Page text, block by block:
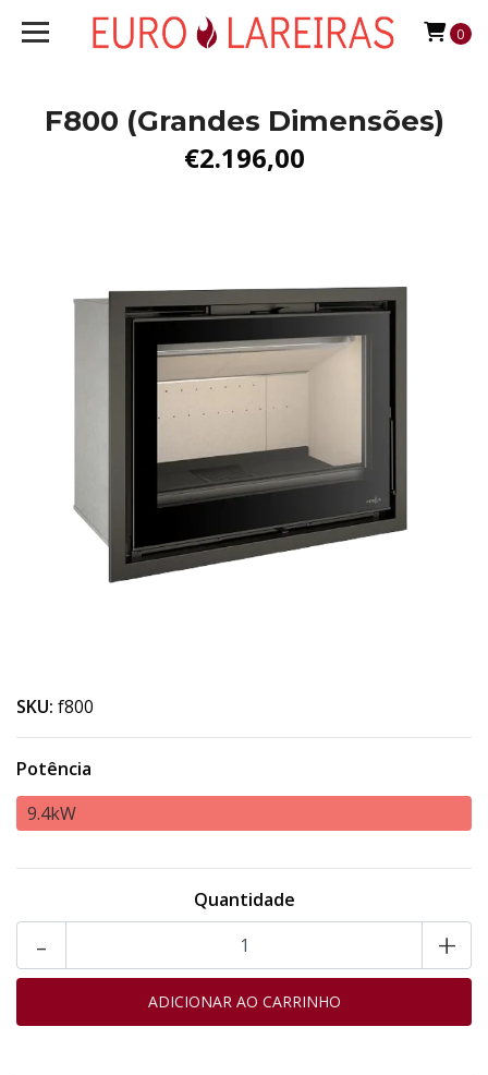
0
F800 (Grandes Dimensões)
€2.196,00
SKU: f800
Potência
9.4kW
Quantidade
- +